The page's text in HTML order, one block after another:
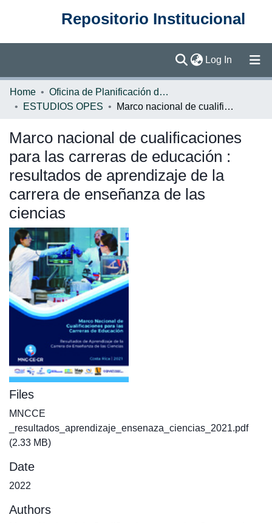
Repositorio Institucional
Log In (current)
Communities & Collections
Statistics
Home
Oficina de Planificación de la Educación Superior (OPES)
ESTUDIOS OPES
Marco nacional de cualificaciones para las carreras de educación : resultados de aprendizaje de la carrera de enseñanza de las ciencias
Marco nacional de cualificaciones
para las carreras de educación :
resultados de aprendizaje de la
carrera de enseñanza de las
ciencias
Files
MNCCE
_resultados_aprendizaje_ensenaza_ciencias_2021.pdf
(2.33 MB)
Date
2022
Authors